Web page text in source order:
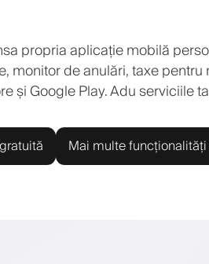
propria aplicație mobilă
monitor de anulări, taxe
și Google Play. Adu serviciile
Mai multe